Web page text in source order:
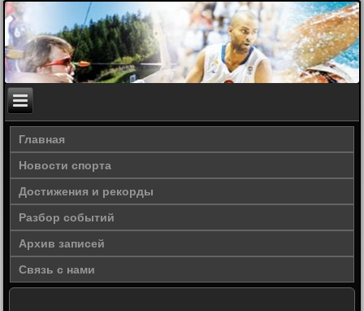
Главная
Новости спорта
Достижения и рекорды
Разбор событий
Архив записей
Связь с нами